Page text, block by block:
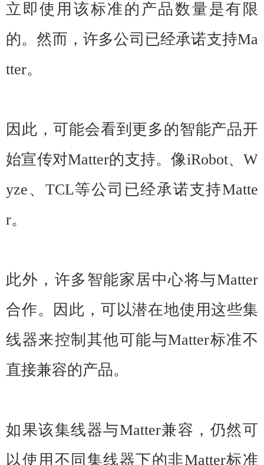
立即使用该标准的产品数量是有限
的。然而，许多公司已经承诺支持Ma
tter。
因此，可能会看到更多的智能产品开
始宣传对Matter的支持。像iRobot、W
yze、TCL等公司已经承诺支持Matte
r。
此外，许多智能家居中心将与Matter
合作。因此，可以潜在地使用这些集
线器来控制其他可能与Matter标准不
直接兼容的产品。
如果该集线器与Matter兼容，仍然可
以使用不同集线器下的非Matter标准